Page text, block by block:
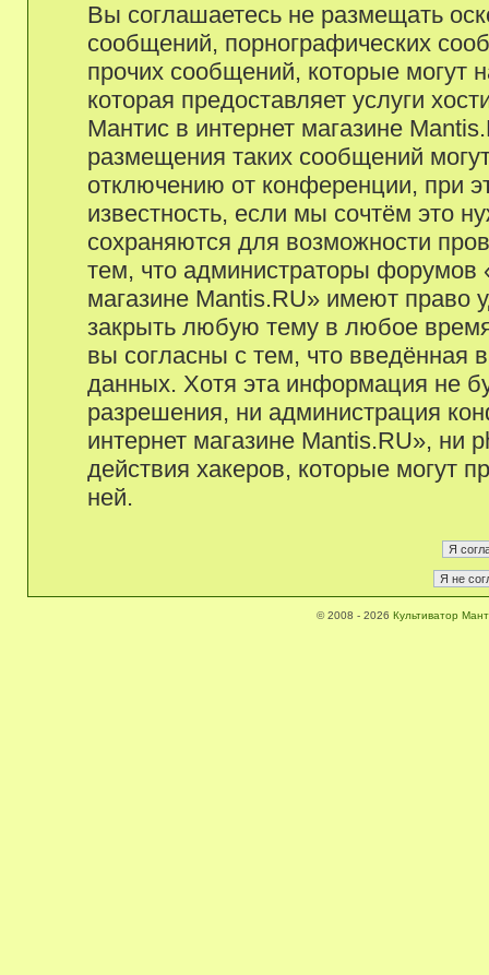
Вы соглашаетесь не размещать
сообщений, порнографических
прочих сообщений, которые могут
которая предоставляет услуги
Мантис в интернет магазине
размещения таких сообщений
отключению от конференции, при
известность, если мы сочтём это
сохраняются для возможности
тем, что администраторы форумов
магазине Mantis.RU» имеют право
закрыть любую тему в любое
вы согласны с тем, что введённая
данных. Хотя эта информация не
разрешения, ни администрация
интернет магазине Mantis.RU», ни
действия хакеров, которые могут
ней.
© 2008 - 2026 Культиватор